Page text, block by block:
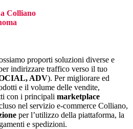
Colliano
proporti soluzioni diverse e
indirizzare traffico verso il tuo
ADV). Per migliorare ed
e il volume delle vendite,
con i principali marketplace
nel servizio e-commerce Colliano,
per l’utilizzo della piattaforma, la
e spedizioni.